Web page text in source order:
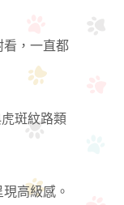
看，一直都
斑紋路類
高級感。